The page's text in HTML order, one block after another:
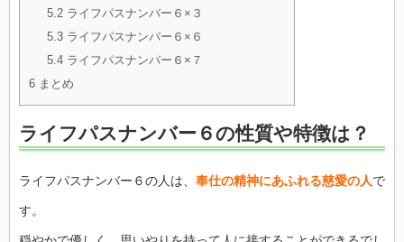
5.2ライフパスナンバー６×３
5.3ライフパスナンバー６×６
5.4ライフパスナンバー６×７
6 まとめ
ライフパスナンバー６の性質や特徴は？
ライフパスナンバー６の人は、 奉仕の精神にあふれる慈愛の人で
す。